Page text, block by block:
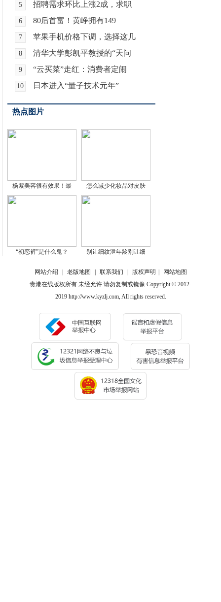
5 招聘需求环比上涨2成，求职
6 80后首富！黄峥拥有149
7 苹果手机价格下调，选择这几
8 清华大学彭凯平教授的“天问
9 “云买菜”走红：消费者定闹
10 日本进入“量子技术元年”
热点图片
杨紫美容很有效果！最 怎么减少化妆品对皮肤
“初恋裤”是什么鬼？ 别让细纹泄年龄别让细
网站介绍 老版地图 联系我们 版权声明
网站地图
贵港在线版权所有 未经允许 请勿复制或镜像 Copyright © 2012-
2019 http://www.kyzlj.com, All rights reserved.